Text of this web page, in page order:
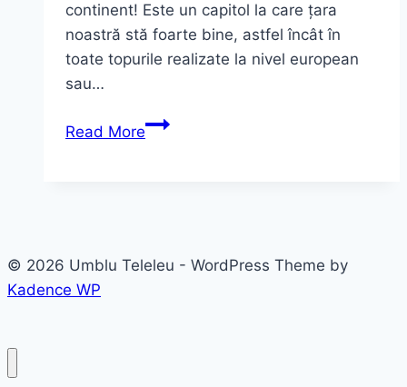
continent! Este un capitol la care țara
noastră stă foarte bine, astfel încât în
toate topurile realizate la nivel european
sau…
Read MoreTOP
Interesante
© 2026 Umblu Teleleu - WordPress Theme by
Kadence WP